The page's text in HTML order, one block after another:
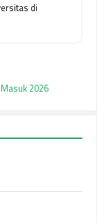
di
2026